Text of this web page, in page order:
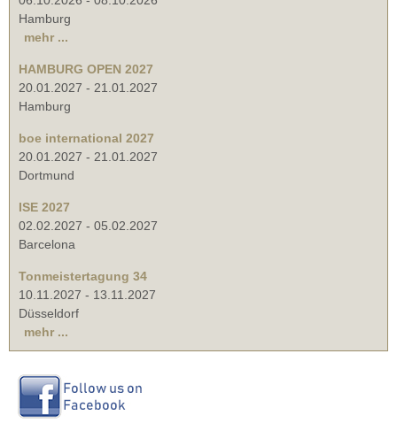
Hamburg
mehr ...
HAMBURG OPEN 2027
20.01.2027 - 21.01.2027
Hamburg
boe international 2027
20.01.2027 - 21.01.2027
Dortmund
ISE 2027
02.02.2027 - 05.02.2027
Barcelona
Tonmeistertagung 34
10.11.2027 - 13.11.2027
Düsseldorf
mehr ...